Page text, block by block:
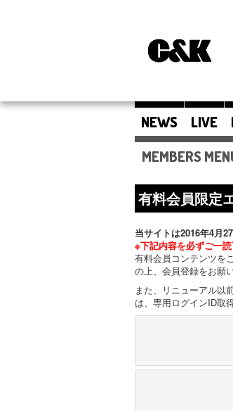
NEWS LIVE
MEMBERS
有料会員限定
当サイトは2016年4月
※下記内容を必ずご一読
有料会員コンテンツを
の上、会員登録をお願
また、リニューアル以
は、専用ログインID取